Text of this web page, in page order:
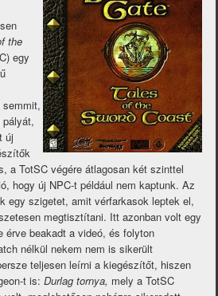
the
egy
új
a TotSC végére átlagosan két szinttel
hogy új NPC-t például nem kaptunk. Az
egy szigetet, amit vérfarkasok leptek el,
megtisztítani. Itt azonban volt egy
érve beakadt a videó, és folyton
nélkül nekem nem is sikerült
teljesen leírni a kiegészítőt, hiszen
t is: Durlag tornya, mely a TotSC